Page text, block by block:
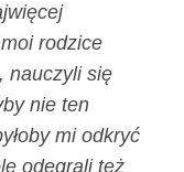
rodzice
nauczyli się
nie ten
mi odkryć
odegrali też